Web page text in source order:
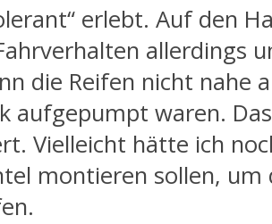
erlebt. Auf den
allerdings
die Reifen nicht nahe
aufgepumpt waren.
Vielleicht hätte ich
montieren sollen, um